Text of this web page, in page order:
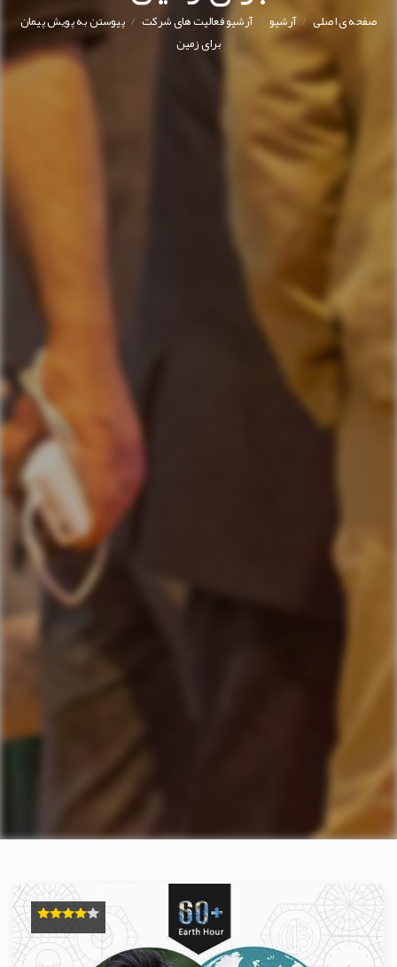
صفحه ی اصلی/آرشیو/ آرشیو فعالیت های شرکت/ پیوستن به پویش پیمان
برای زمین